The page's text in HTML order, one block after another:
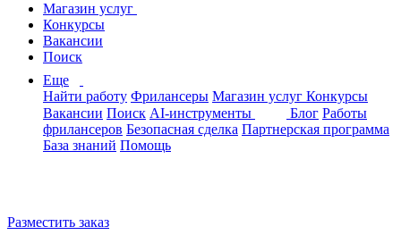
Магазин услуг
Конкурсы
Вакансии
Поиск
Еще
Найти работу Фрилансеры Магазин услуг Конкурсы
Вакансии Поиск AI-инструменты Блог Работы
фрилансеров Безопасная сделка Партнерская программа
База знаний Помощь
Разместить заказ